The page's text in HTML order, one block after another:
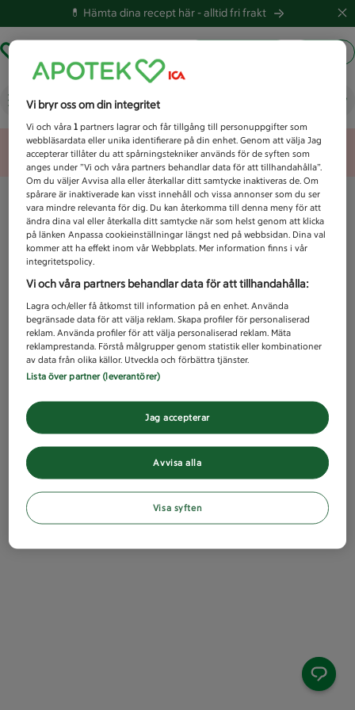
💊 Hämta dina recept här -alltid fri frakt
Vad letar du efter idag?
Unknown error
Vi bryr oss om din integritet
Vi och våra1 partners lagrar och får tillgång till personuppgifter som
webbläsardata eller unika identifierare på din enhet. Genom att välja Jag
accepterar tillåter du att spårningstekniker används för de syften som
anges under ”Vi och våra partners behandlar data för att tillhandahålla”.
Om du väljer Avvisa alla eller återkallar ditt samtycke inaktiveras de. Om
spårare är inaktiverade kan visst innehåll och vissa annonser som du ser
vara mindre relevanta för dig. Du kan återkomma till denna meny för att
ändra dina val eller återkalla ditt samtycke när som helst genom att klicka
på länken Anpassa cookieinställningar längst ned på webbsidan. Dina val
kommer att ha effekt inom vår Webbplats. Mer information finns i vår
integritetspolicy.
Vi och våra partners behandlar data för att tillhandahålla:
Lagra och/eller få åtkomst till information på en enhet. Använda
begränsade data för att välja reklam. Skapa profiler för personaliserad
reklam. Använda profiler för att välja personaliserad reklam. Mäta
reklamprestanda. Förstå målgrupper genom statistik eller kombinationer
av data från olika källor. Utveckla och förbättra tjänster.
Lista över partner (leverantörer)
Avvisa alla
Jag accepterar
Visa syften